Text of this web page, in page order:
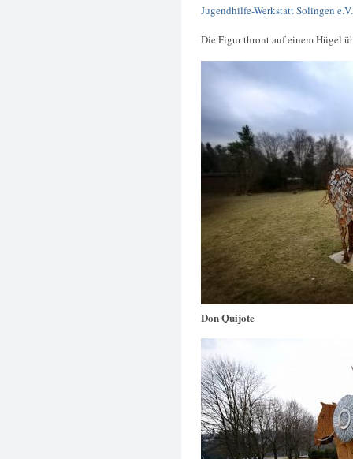
Jugendhilfe-Werkstatt Solingen e.V.
Die Figur thront auf einem Hügel
Don Quijote